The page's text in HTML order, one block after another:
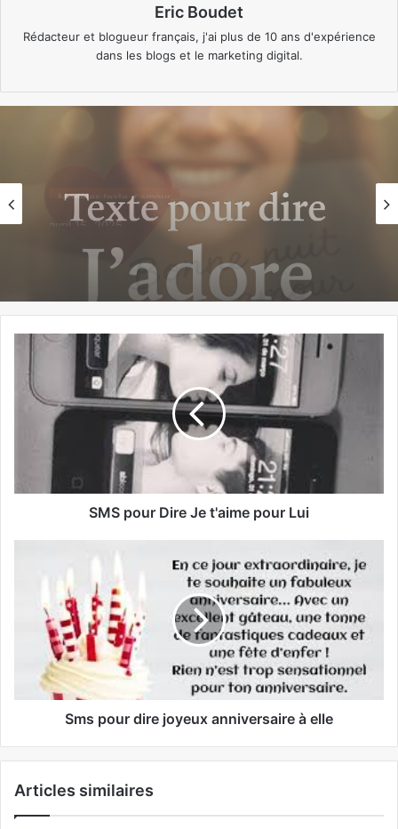
Eric Boudet
Rédacteur et blogueur français, j'ai plus de 10 ans d'expérience
dans les blogs et le marketing digital.
Modèles texte d'amour
avril 5, 2025
Texte pour dire j’adore ton sourire
SMS pour Dire Je t'aime pour Lui
Sms pour dire joyeux anniversaire à elle
Articles similaires